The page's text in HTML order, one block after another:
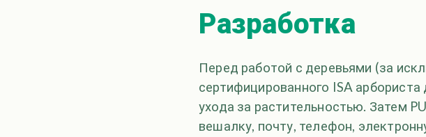
Разработка
Перед работой с деревьями (за
сертифицированного ISA
ухода за растительностью. Затем
вешалку, почту, телефон,